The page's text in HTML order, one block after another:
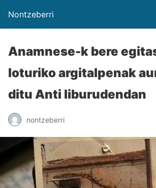
Nontzeberri
Anamnese-k bere
loturiko argitalpenak
ditu Anti liburudendan
nontzeberri